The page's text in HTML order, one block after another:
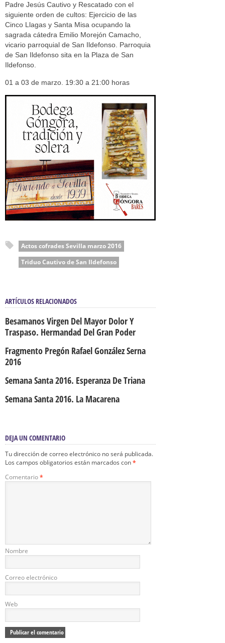
Padre Jesús Cautivo y Rescatado con el
siguiente orden de cultos: Ejercicio de las
Cinco Llagas y Santa Misa ocupando la
sagrada cátedra Emilio Morejón Camacho,
vicario parroquial de San Ildefonso. Parroquia
de San Ildefonso sita en la Plaza de San
Ildefonso.
01 a 03 de marzo. 19:30 a 21:00 horas
Actos cofrades Sevilla marzo 2016
Triduo Cautivo de San Ildefonso
ARTÍCULOS RELACIONADOS
Besamanos Virgen Del Mayor Dolor Y
Traspaso. Hermandad Del Gran Poder
Fragmento Pregón Rafael González Serna
2016
Semana Santa 2016. Esperanza De Triana
Semana Santa 2016. La Macarena
DEJA UN COMENTARIO
Tu dirección de correo electrónico no será publicada.
Los campos obligatorios están marcados con*
Comentario*
Nombre
Correo electrónico
Web